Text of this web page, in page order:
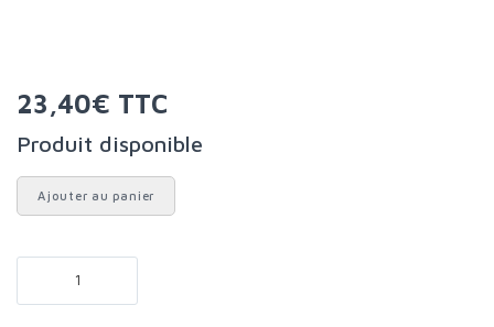
23,40€ TTC
Produit disponible
Ajouter au panier